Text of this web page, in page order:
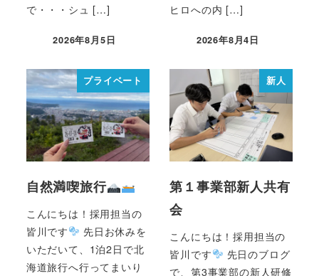
で・・・シュ […]
2026年8月5日
ヒロへの内 […]
2026年8月4日
プライベート
自然満喫旅行
こんにちは！採用担当の
皆川です
先日お休みを
いただいて、1泊2日で北
海道旅行へ行ってまいり
新人
第１事業部新人共有
会
こんにちは！採用担当の
皆川です
先日のブログ
で、第3事業部の新人研修